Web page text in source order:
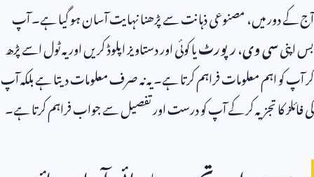
آج کے دور میں، مصنوعی ذہانت سے پڑھنا نہایت آسان ہو گیا ہے۔ آپ
بس اپنیسی وی،رپورٹیا کوئی اور دستاویز اپلوڈ کریں اور یہ ٹول اسے پڑھ
کر آپ کو اہم معلومات فراہم کرتا ہے۔ یہ نہ صرف معلومات دیتا ہے بلکہ آپ
کی فائلز کا تجزیہ کر کے آپ کو درست اور تفصیل سے جواب فراہم کرتا ہے۔